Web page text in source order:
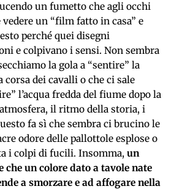
un fumetto che agli occhi
un “film fatto in casa” e
perché quei disegni
e colpivano i sensi. Non sembra
la gola a “sentire” la
corsa dei cavalli o che ci sale
l’acqua fredda del fiume dopo la
il ritmo della storia, i
fa sì che sembra ci brucino le
odore delle pallottole esplose o
i colpi di fucili. Insomma, un
un colore dato a tavole nate
a smorzare e ad affogare nella